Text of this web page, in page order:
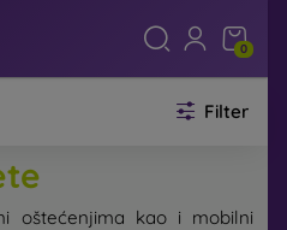
0
Filter
oštećenjima kao i mobilni